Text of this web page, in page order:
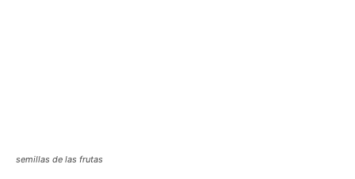
semillas de las frutas